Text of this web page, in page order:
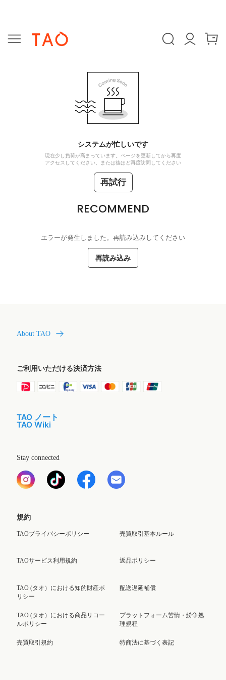
システムが忙しいです
現在少し負荷が高まっています。ページを更新してから再度
アクセスしてください、または後ほど再度訪問してください
再試行
RECOMMEND
エラーが発生しました。再読み込みしてください
再読み込み
About TAO
ご利用いただける決済方法
TAO ノート
TAO Wiki
Stay connected
規約
TAOプライバシーポリシー
TAOサービス利用規約
TAO (タオ）における知的財産ポ
リシー
TAO (タオ）における商品リコー
ルポリシー
売買取引規約
売買取引基本ルール
返品ポリシー
配送遅延補償
プラットフォーム苦情・紛争処
理規程
特商法に基づく表記